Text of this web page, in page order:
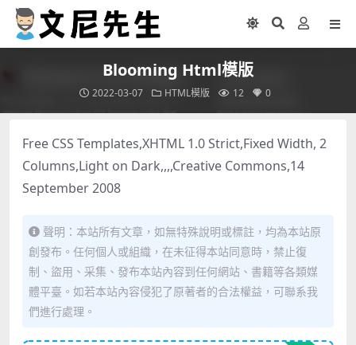
Blooming Html模版
2022-03-07 HTML模版 12 0
Free CSS Templates,XHTML 1.0 Strict,Fixed Width, 2
Columns,Light on Dark,,,,Creative Commons,14
September 2008
聲明：本站所有文章，如無特殊說明或標註，均為本站原
創發布。任何個人或組織，在未征得本站同意時，禁止復
制、盜用、采集、發布本站內容到任何網站、書籍等各類媒
體平臺。如若本站內容侵犯了原著者的合法權益，可聯系我
們進行處理。